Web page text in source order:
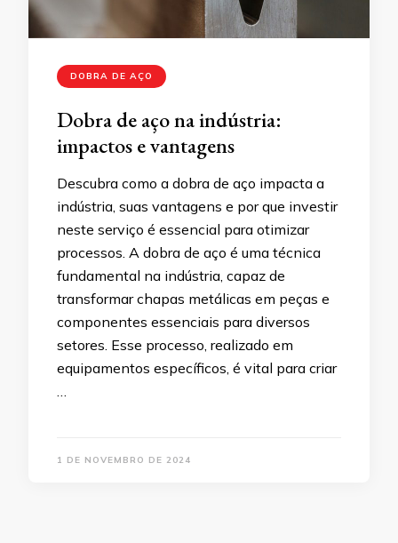
DOBRA DE AÇO
Dobra de aço na indústria:
impactos e vantagens
Descubra como a dobra de aço impacta a
indústria, suas vantagens e por que investir
neste serviço é essencial para otimizar
processos. A dobra de aço é uma técnica
fundamental na indústria, capaz de
transformar chapas metálicas em peças e
componentes essenciais para diversos
setores. Esse processo, realizado em
equipamentos específicos, é vital para criar
…
1 DE NOVEMBRO DE 2024